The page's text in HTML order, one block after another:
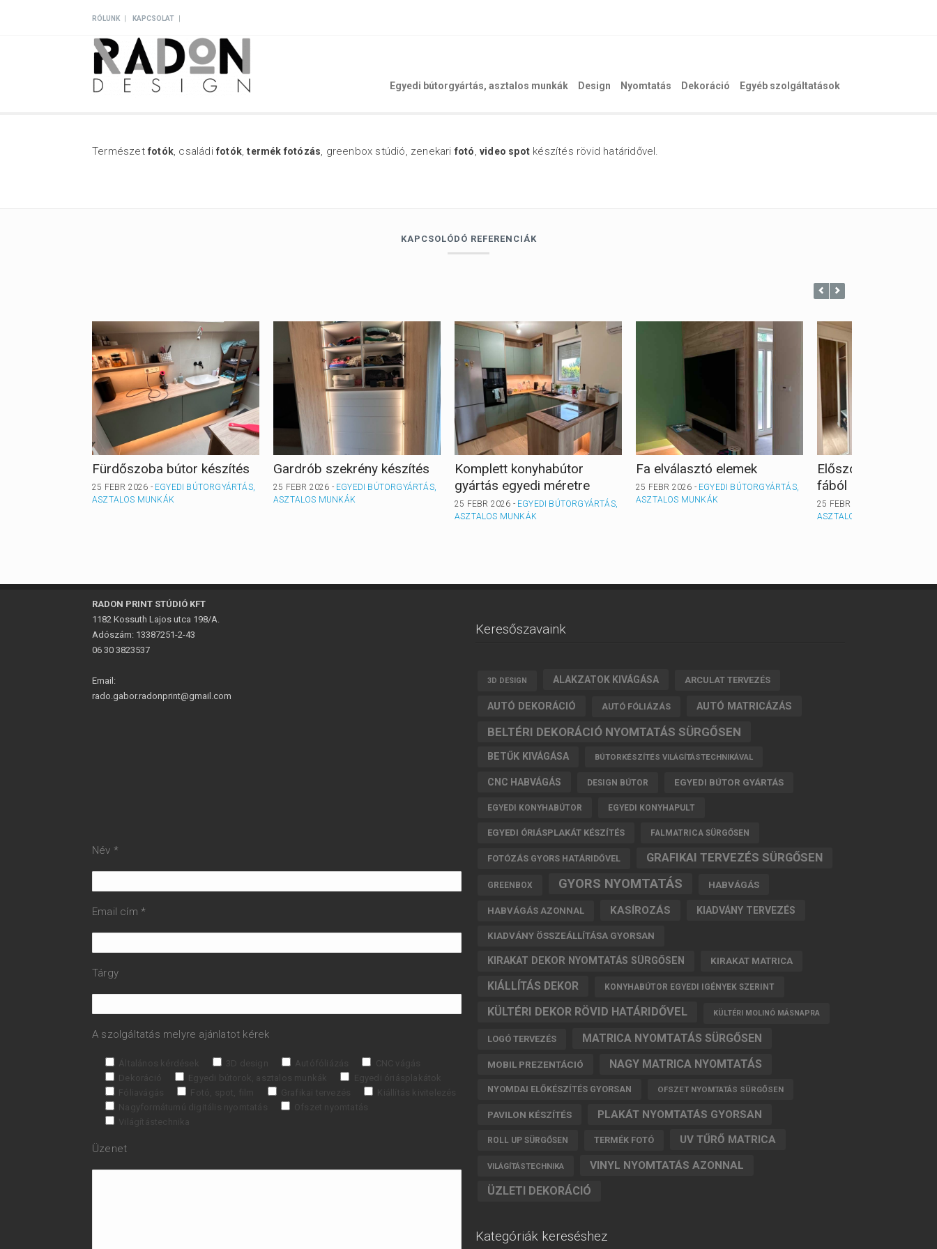
RÓLUNK | KAPCSOLAT |
Egyedi bútorgyártás, asztalos munkák Design Nyomtatás Dekoráció Egyéb szolgáltatások
Természet fotók, családi fotók,termék fotózás, greenbox stúdió, zenekari fotó,video spot készítés rövid határidővel.
KAPCSOLÓDÓ REFERENCIÁK
Fürdőszoba bútor készítés
25 FEBR 2026 - EGYEDI BÚTORGYÁRTÁS,
ASZTALOS MUNKÁK
Gardrób szekrény készítés
25 FEBR 2026 - EGYEDI BÚTORGYÁRTÁS,
ASZTALOS MUNKÁK
Komplett konyhabútor
gyártás egyedi méretre
25 FEBR 2026 - EGYEDI BÚTORGYÁRTÁS,
ASZTALOS MUNKÁK
Fa elválasztó elemek
25 FEBR 2026 - EGYEDI BÚTORGYÁRTÁS,
ASZTALOS MUNKÁK
Előszobafal, kabát
fából
25 FEBR 2026 -
ASZTALOS MUNKÁK
RADON PRINT STÚDIÓ KFT
1182 Kossuth Lajos utca 198/A.
Adószám: 13387251-2-43
06 30 3823537
Email:
rado.gabor.radonprint@gmail.com
Név *
Email cím *
Tárgy
A szolgáltatás melyre ajánlatot kérek
Általános kérdések Autófóliázás
Egyedi bútorok, asztalos munkák
Egyedi óriásplakátok
Fotó, spot, film Grafikai tervezés
Kiállítás kivitelezés
Nagyformátumú digitális nyomtatás
Ofszet nyomtatás
Világítástechnika
Üzenet
Keresőszavaink
3D DESIGN ALAKZATOK KIVÁGÁSA ARCULAT TERVEZÉS
AUTÓ DEKORÁCIÓ AUTÓ FÓLIÁZÁS AUTÓ MATRICÁZÁS
BELTÉRI DEKORÁCIÓ NYOMTATÁS SÜRGŐSEN
BETŰK KIVÁGÁSA BÚTORKÉSZÍTÉS VILÁGÍTÁSTECHNIKÁVAL
CNC HABVÁGÁS DESIGN BÚTOR EGYEDI BÚTOR GYÁRTÁS
EGYEDI KONYHABÚTOR EGYEDI KONYHAPULT
EGYEDI ÓRIÁSPLAKÁT KÉSZÍTÉS FALMATRICA SÜRGŐSEN
FOTÓZÁS GYORS HATÁRIDŐVEL GRAFIKAI TERVEZÉS SÜRGŐSEN
GREENBOX GYORS NYOMTATÁS HABVÁGÁS
HABVÁGÁS AZONNAL KASÍROZÁS KIADVÁNY TERVEZÉS
KIADVÁNY ÖSSZEÁLLÍTÁSA GYORSAN
KIRAKAT DEKOR NYOMTATÁS SÜRGŐSEN KIRAKAT MATRICA
KIÁLLÍTÁS DEKOR KONYHABÚTOR EGYEDI IGÉNYEK SZERINT
KÜLTÉRI DEKOR RÖVID HATÁRIDŐVEL KÜLTÉRI MOLINÓ MÁSNAPRA
LOGÓ TERVEZÉS MATRICA NYOMTATÁS SÜRGŐSEN
MOBIL PREZENTÁCIÓ NAGY MATRICA NYOMTATÁS
NYOMDAI ELŐKÉSZÍTÉS GYORSAN OFSZET NYOMTATÁS SÜRGŐSEN
PAVILON KÉSZÍTÉS PLAKÁT NYOMTATÁS GYORSAN
ROLL UP SÜRGŐSEN TERMÉK FOTÓ UV TŰRŐ MATRICA
VILÁGÍTÁSTECHNIKA VINYL NYOMTATÁS AZONNAL
ÜZLETI DEKORÁCIÓ
Kategóriák kereséshez